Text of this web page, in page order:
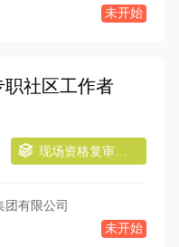
未开始
职社区工作者
现场资格复审通知
团有限公司
未开始